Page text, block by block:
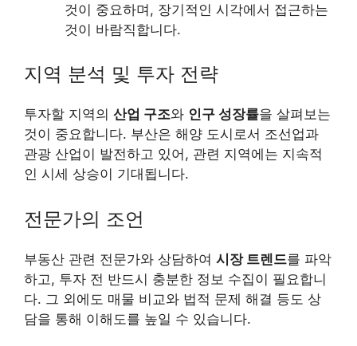
것이 중요하며, 장기적인 시각에서 접근하는
것이 바람직합니다.
지역 분석 및 투자 전략
투자할 지역의 산업 구조와 인구 성장률을 살펴보는
것이 중요합니다. 부산은 해양 도시로서 조선업과
관광 산업이 발전하고 있어, 관련 지역에는 지속적
인 시세 상승이 기대됩니다.
전문가의 조언
부동산 관련 전문가와 상담하여 시장 트렌드를 파악
하고, 투자 전 반드시 충분한 정보 수집이 필요합니
다. 그 외에도 매물 비교와 법적 문제 해결 등도 상
담을 통해 이해도를 높일 수 있습니다.